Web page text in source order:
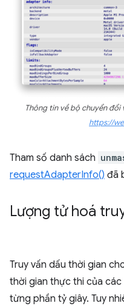
Thông tin về bộ chuyển
https://
Tham số danh sách
requestAdapterInfo() đã
Lượng tử hoá
Truy vấn dấu thời gian
thời gian thực thi của các
từng phần tỷ giây. Tuy